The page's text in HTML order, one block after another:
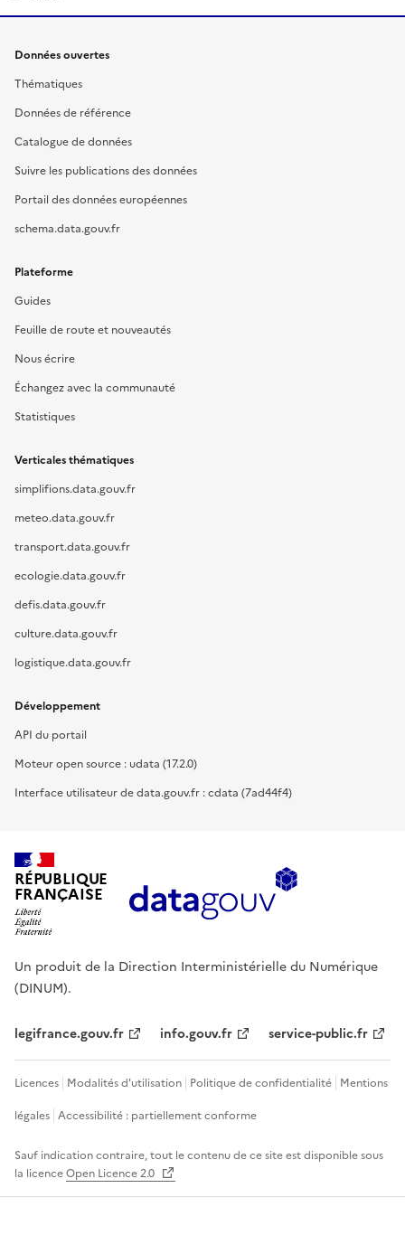
Données ouvertes
Thématiques
Données de référence
Catalogue de données
Suivre les publications des données
Portail des données européennes
schema.data.gouv.fr
Plateforme
Guides
Feuille de route et nouveautés
Nous écrire
Échangez avec la communauté
Statistiques
Verticales thématiques
simplifions.data.gouv.fr
meteo.data.gouv.fr
transport.data.gouv.fr
ecologie.data.gouv.fr
defis.data.gouv.fr
culture.data.gouv.fr
logistique.data.gouv.fr
Développement
API du portail
Moteur open source : udata (17.2.0)
Interface utilisateur de data.gouv.fr : cdata (7ad44f4)
RÉPUBLIQUE
FRANÇAISE
Un produit de la Direction Interministérielle du Numérique
(DINUM).
legifrance.gouv.fr info.gouv.fr service-public.fr
Licences Modalités d'utilisation Politique de confidentialité Mentions
légales Accessibilité : partiellement conforme
Sauf indication contraire, tout le contenu de ce site est disponible sous
la licenceOpen Licence 2.0